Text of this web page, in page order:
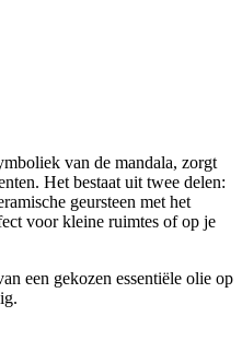
van de mandala, zorgt
Het bestaat uit twee delen:
geursteen met het
voor kleine ruimtes of op je
een gekozen essentiële olie op